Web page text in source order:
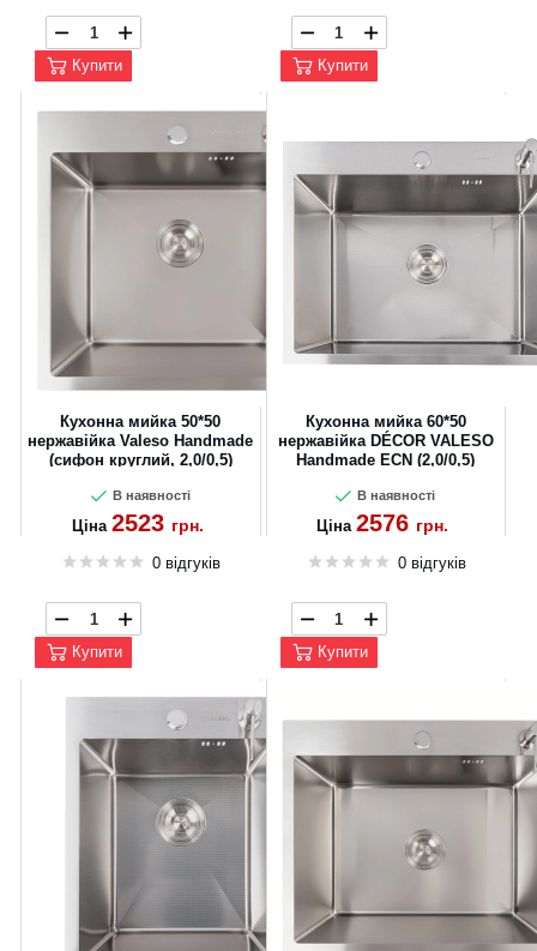
Купити Купити
Кухонна мийка 50*50
нержавійка Valeso Handmade
(сифон круглий, 2,0/0,5)
В наявності
Ціна 2523 грн.
0 відгуків
Купити
Кухонна мийка 60*50
нержавійка DÉCOR VALESO
Handmade ECN (2,0/0,5)
В наявності
Ціна 2576 грн.
0 відгуків
Купити